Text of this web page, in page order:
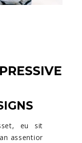
eu sit
assentior